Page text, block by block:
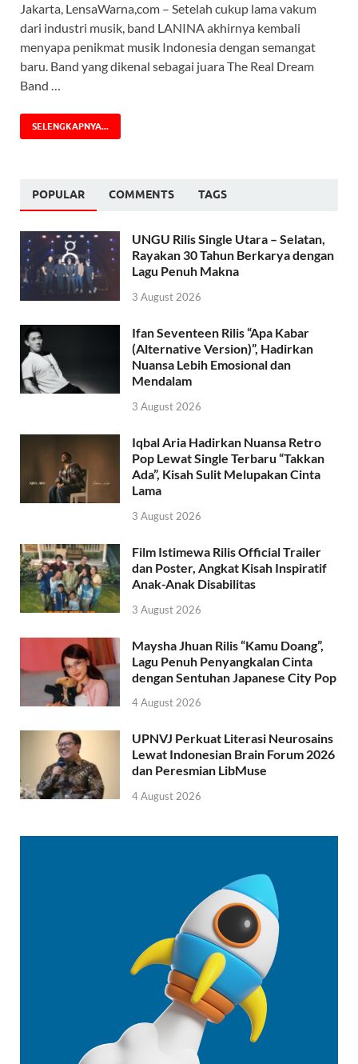
Jakarta, LensaWarna,com – Setelah cukup lama vakum
dari industri musik, band LANINA akhirnya kembali
menyapa penikmat musik Indonesia dengan semangat
baru. Band yang dikenal sebagai juara The Real Dream
Band …
SELENGKAPNYA...
POPULAR COMMENTS TAGS
UNGU Rilis Single Utara – Selatan,
Rayakan 30 Tahun Berkarya dengan
Lagu Penuh Makna
3 August 2026
Ifan Seventeen Rilis “Apa Kabar
(Alternative Version)”, Hadirkan
Nuansa Lebih Emosional dan
Mendalam
3 August 2026
Iqbal Aria Hadirkan Nuansa Retro
Pop Lewat Single Terbaru “Takkan
Ada”, Kisah Sulit Melupakan Cinta
Lama
3 August 2026
Film Istimewa Rilis Official Trailer
dan Poster, Angkat Kisah Inspiratif
Anak-Anak Disabilitas
3 August 2026
Maysha Jhuan Rilis “Kamu Doang”,
Lagu Penuh Penyangkalan Cinta
dengan Sentuhan Japanese City Pop
4 August 2026
UPNVJ Perkuat Literasi Neurosains
Lewat Indonesian Brain Forum 2026
dan Peresmian LibMuse
4 August 2026